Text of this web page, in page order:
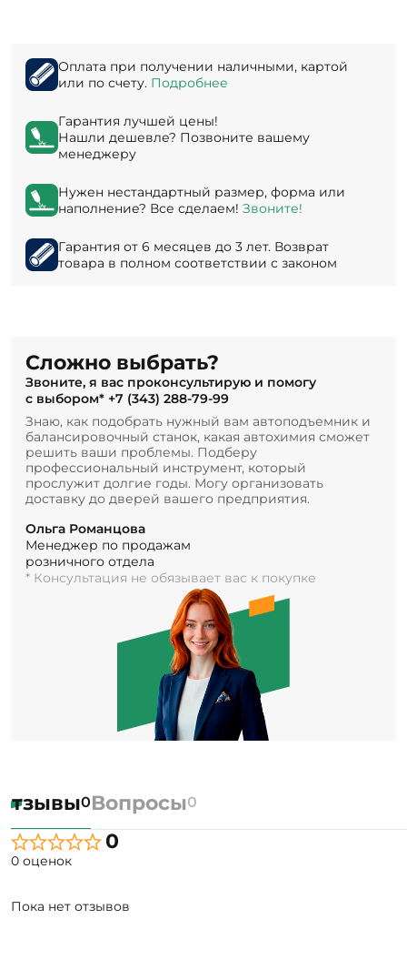
Оплата при получении наличными, картой
или по счету. Подробнее
Гарантия лучшей цены!
Нашли дешевле? Позвоните вашему
менеджеру
Нужен нестандартный размер, форма или
наполнение? Все сделаем! Звоните!
Гарантия от 6 месяцев до 3 лет. Возврат
товара в полном соответствии с законом
Сложно выбрать?
Звоните, я вас проконсультирую и помогу
с выбором* +7 (343) 288-79-99
Знаю, как подобрать нужный вам автоподъемник и
балансировочный станок, какая автохимия сможет
решить ваши проблемы. Подберу
профессиональный инструмент, который
прослужит долгие годы. Могу организовать
доставку до дверей вашего предприятия.
Ольга Романцова
Менеджер по продажам
розничного отдела
* Консультация не обязывает вас к покупке
0Вопросы0
0
0 оценок
Пока нет отзывов